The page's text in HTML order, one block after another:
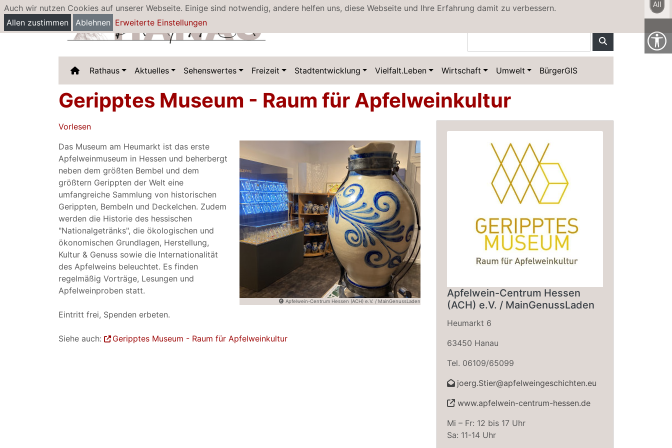
Auch wir nutzen Cookies auf unserer Webseite. Einige sind notwendig, andere helfen uns, diese Webseite und Ihre Erfahrung damit zu verbessern.
Allen zustimmen
Ablehnen Erweiterte Einstellungen
Rathaus Aktuelles Sehenswertes Freizeit Stadtentwicklung Vielfalt.Leben Wirtschaft Umwelt BürgerGIS
Geripptes Museum - Raum für Apfelweinkultur
Vorlesen
Apfelwein-Centrum Hessen (ACH) e.V. / MainGenussLaden
Das Museum am Heumarkt ist das erste
Apfelweinmuseum in Hessen und beherbergt
neben dem größten Bembel und dem
größtern Gerippten der Welt eine
umfangreiche Sammlung von historischen
Gerippten, Bembeln und Deckelchen. Zudem
werden die Historie des hessischen
"Nationalgetränks", die ökologischen und
ökonomischen Grundlagen, Herstellung,
Kultur & Genuss sowie die Internationalität
des Apfelweins beleuchtet. Es finden
regelmäßig Vorträge, Lesungen und
Apfelweinproben statt.
Eintritt frei, Spenden erbeten.
Siehe auch: Geripptes Museum - Raum für Apfelweinkultur
Apfelwein-Centrum Hessen
(ACH) e.V. / MainGenussLaden
Heumarkt 6
63450 Hanau
Tel. 06109/65099
joerg.Stier@apfelweingeschichten.eu
www.apfelwein-centrum-hessen.de
Mi – Fr: 12 bis 17 Uhr
Sa: 11-14 Uhr
All